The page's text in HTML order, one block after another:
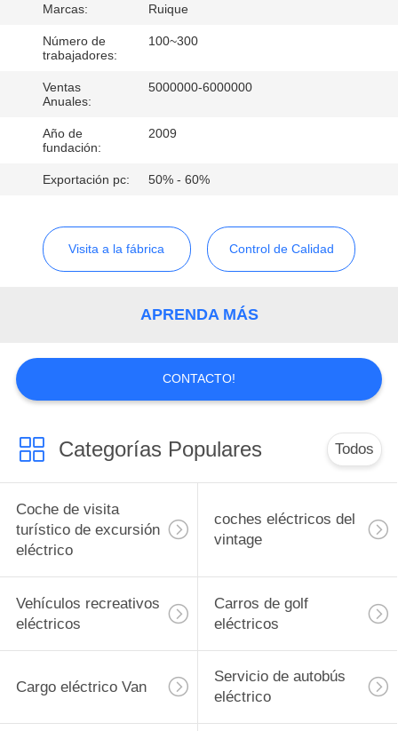
FÁBRICA
CONTROL
CALIDAD
CON
NOSOTROS
SOLICITAR
UNA
CITA
MAPA
DEL
SITIO
POLÍTICA
DE
PRIVACIDAD
Marcas: Ruique
Número de
trabajadores:
100~300
Ventas
Anuales:
5000000-6000000
Año de
fundación:
2009
Exportación pc: 50% - 60%
Visita a la fábrica Control de Calidad
APRENDA MÁS
CONTACTO!
Categorías Populares Todos
Coche de visita
turístico de excursión
eléctrico
coches eléctricos del
vintage
Vehículos recreativos
eléctricos
Carros de golf
eléctricos
Cargo eléctrico Van
Servicio de autobús
eléctrico